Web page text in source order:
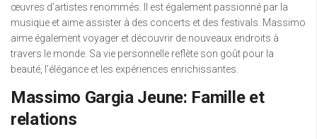
œuvres d’artistes renommés. Il est également passionné par la
musique et aime assister à des concerts et des festivals. Massimo
aime également voyager et découvrir de nouveaux endroits à
travers le monde. Sa vie personnelle reflète son goût pour la
beauté, l’élégance et les expériences enrichissantes.
Massimo Gargia Jeune: Famille et
relations